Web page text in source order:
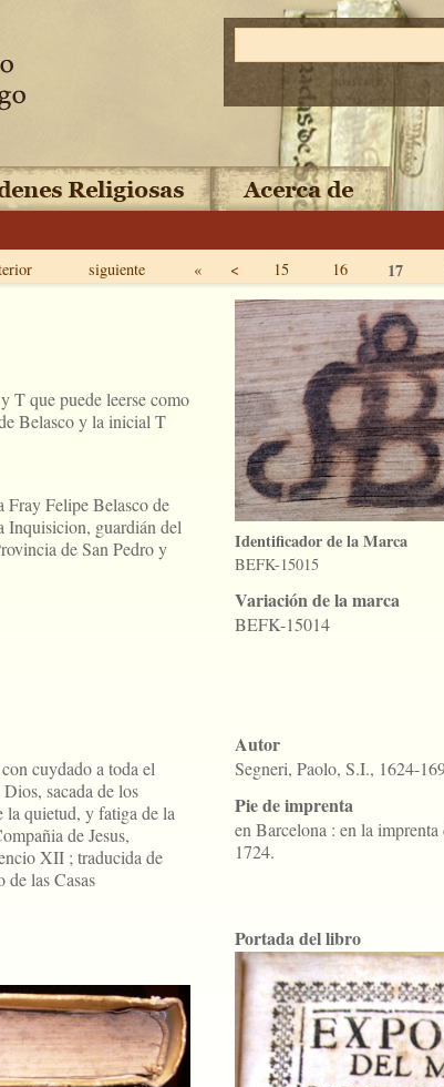
siguiente « < 15 16 17
T que puede leerse como
Belasco y la inicial T
Fray Felipe Belasco de
Inquisicion, guardián del
de San Pedro y
Identificador de la Marca
BEFK-15015
Variación de la marca
BEFK-15014
cuydado a toda el
sacada de los
quietud, y fatiga de la
de Jesus,
XII ; traducida de
las Casas
Autor
Segneri, Paolo, S.I., 1624-
Pie de imprenta
en Barcelona : en la
1724.
Portada del libro